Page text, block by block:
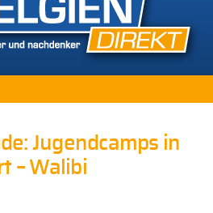
Jugendcamps in
– Walibi